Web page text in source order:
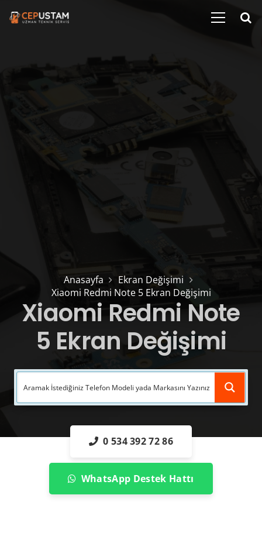
Anasayfa
Ekran Değişimi
Xiaomi Redmi Note 5 Ekran Değişimi
Xiaomi Redmi Note
5 Ekran Değişimi
0 534 392 72 86
WhatsApp Destek Hattı